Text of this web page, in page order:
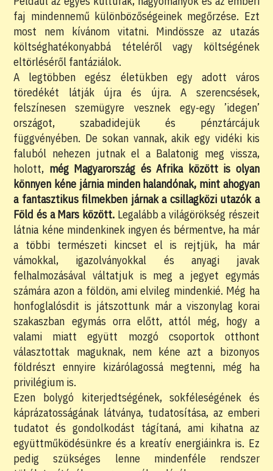
faj mindennemű különbözőségeinek megőrzése. Ezt
most nem kívánom vitatni. Mindössze az utazás
költséghatékonyabbá tételéről vagy költségének
eltörléséről fantáziálok.
A legtöbben egész életükben egy adott város
töredékét látják újra és újra. A szerencsések,
felszínesen szemügyre vesznek egy-egy ’idegen’
országot, szabadidejük és pénztárcájuk
függvényében. De sokan vannak, akik egy vidéki kis
faluból nehezen jutnak el a Balatonig meg vissza,
holott, még Magyarország és Afrika között is olyan
könnyen kéne járnia minden halandónak, mint ahogyan
a fantasztikus filmekben járnak a csillagközi utazók a
Föld és a Mars között. Legalább a világörökség részeit
látnia kéne mindenkinek ingyen és bérmentve, ha már
a többi természeti kincset el is rejtjük, ha már
vámokkal, igazolványokkal és anyagi javak
felhalmozásával váltatjuk is meg a jegyet egymás
számára azon a földön, ami elvileg mindenkié. Még ha
honfoglalósdit is játszottunk már a viszonylag korai
szakaszban egymás orra előtt, attól még, hogy a
valami miatt együtt mozgó csoportok otthont
választottak maguknak, nem kéne azt a bizonyos
földrészt ennyire kizárólagossá megtenni, még ha
privilégium is.
Ezen bolygó kiterjedtségének, sokféleségének és
káprázatosságának látványa, tudatosítása, az emberi
tudatot és gondolkodást tágítaná, ami kihatna az
együttműködésünkre és a kreatív energiáinkra is. Ez
pedig szükséges lenne mindenféle rendszer